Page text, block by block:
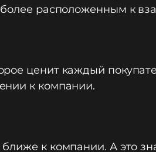
более расположенным к
ценит каждый
к компании.
к компании. А это